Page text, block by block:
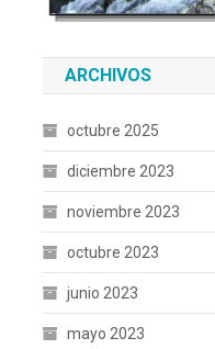
ARCHIVOS
octubre 2025
diciembre 2023
noviembre 2023
octubre 2023
junio 2023
mayo 2023